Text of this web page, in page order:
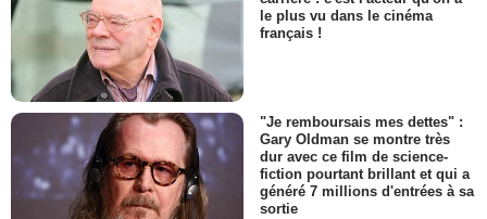
le plus vu dans le cinéma
français !
"Je remboursais mes dettes" :
Gary Oldman se montre très
dur avec ce film de science-
fiction pourtant brillant et qui a
généré 7 millions d'entrées à sa
sortie